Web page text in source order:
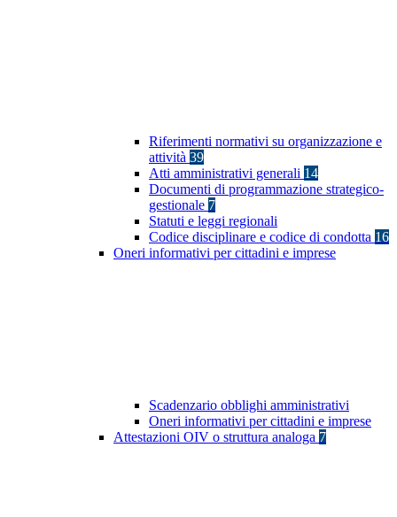
Riferimenti normativi su organizzazione e
attività 39
Atti amministrativi generali 14
Documenti di programmazione strategico-
gestionale 7
Statuti e leggi regionali
Codice disciplinare e codice di condotta 16
Oneri informativi per cittadini e imprese
Scadenzario obblighi amministrativi
Oneri informativi per cittadini e imprese
Attestazioni OIV o struttura analoga 7